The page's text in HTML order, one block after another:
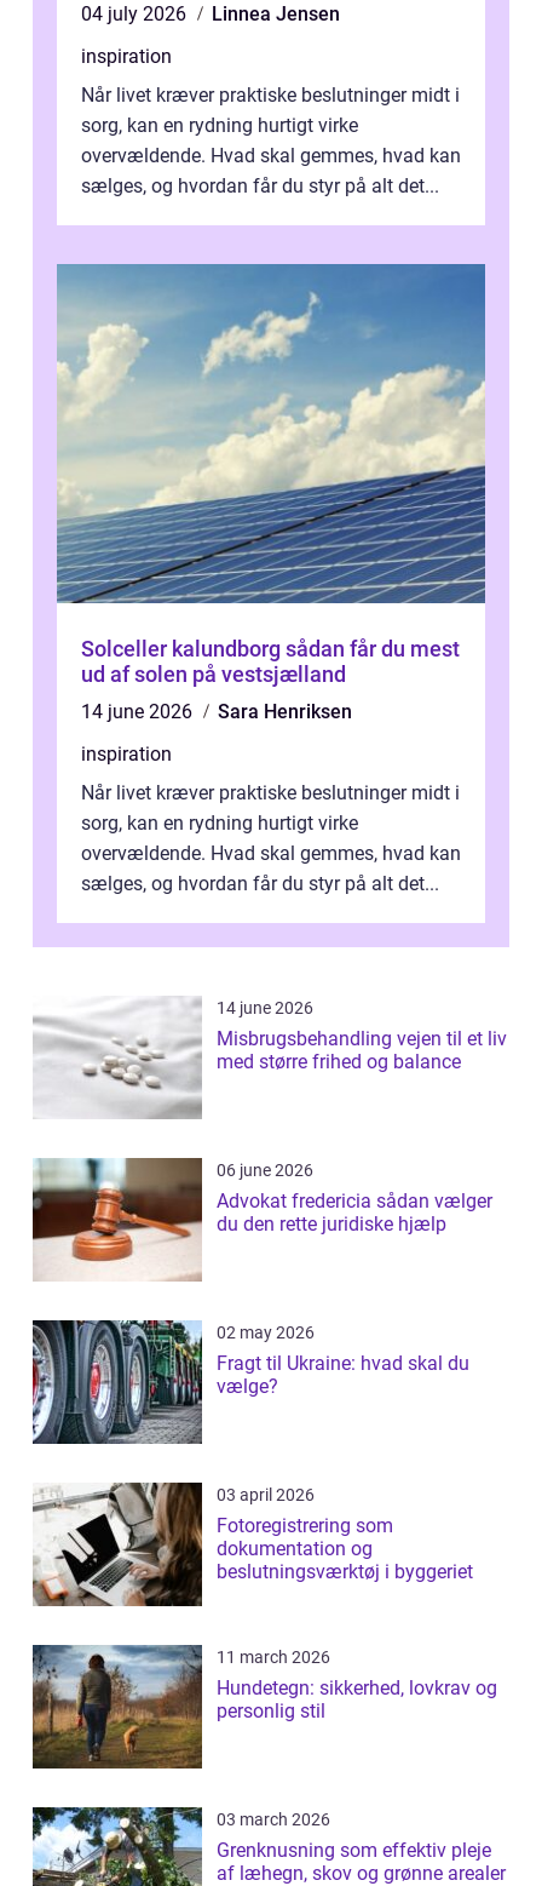
04 july 2026
Linnea Jensen
inspiration
Når livet kræver praktiske beslutninger midt i
sorg, kan en rydning hurtigt virke
overvældende. Hvad skal gemmes, hvad kan
sælges, og hvordan får du styr på alt det...
Solceller kalundborg sådan får du mest
ud af solen på vestsjælland
14 june 2026
Sara Henriksen
inspiration
Når livet kræver praktiske beslutninger midt i
sorg, kan en rydning hurtigt virke
overvældende. Hvad skal gemmes, hvad kan
sælges, og hvordan får du styr på alt det...
14 june 2026
Misbrugsbehandling vejen til et liv
med større frihed og balance
06 june 2026
Advokat fredericia sådan vælger
du den rette juridiske hjælp
02 may 2026
Fragt til Ukraine: hvad skal du
vælge?
03 april 2026
Fotoregistrering som
dokumentation og
beslutningsværktøj i byggeriet
11 march 2026
Hundetegn: sikkerhed, lovkrav og
personlig stil
03 march 2026
Grenknusning som effektiv pleje
af læhegn, skov og grønne arealer